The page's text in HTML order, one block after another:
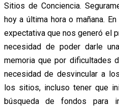
Sitios de Conciencia.
hoy a última hora o mañana.
expectativa que nos generó el
necesidad de poder darle
memoria que por dificultades
necesidad de desvincular a
los sitios, incluso tener que
búsqueda de fondos para